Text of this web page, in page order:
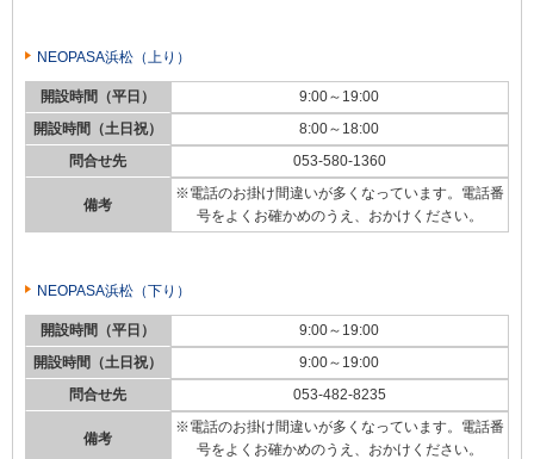
NEOPASA浜松（上り）
開設時間（平日）
9:00～19:00
開設時間（土日祝）
8:00～18:00
問合せ先
053-580-1360
備考
※電話のお掛け間違いが多くなっています。電話番
号をよくお確かめのうえ、おかけください。
NEOPASA浜松（下り）
開設時間（平日）
9:00～19:00
開設時間（土日祝）
9:00～19:00
問合せ先
053-482-8235
備考
※電話のお掛け間違いが多くなっています。電話番
号をよくお確かめのうえ、おかけください。